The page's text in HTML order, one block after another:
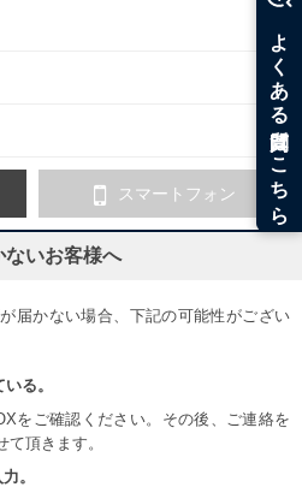
スマートフォン
いお客様へ
届かない場合、下記の可能性がござい
る。
をご確認ください。その後、ご連絡を
頂きます。
。